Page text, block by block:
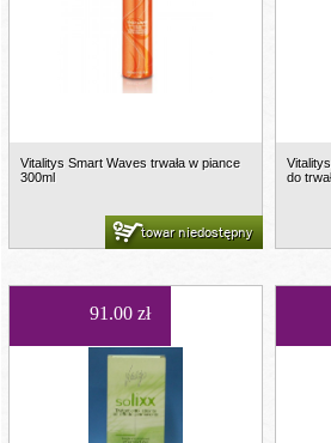
Vitalitys Smart Waves trwała w piance
300ml
towar niedostępny
do
91.00 zł